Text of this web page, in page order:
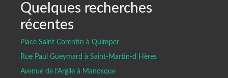
Quelques recherches
récentes
Place Saint Corentin à Quimper
Rue Paul Gueymard à Saint-Martin-d Hères
Avenue de l’Argile à Manosque